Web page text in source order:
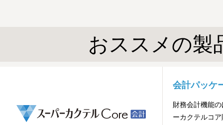
おススメの製
会計パッケ
財務会計機能
ーカクテルコ